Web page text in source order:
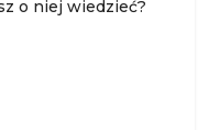
o niej wiedzieć?